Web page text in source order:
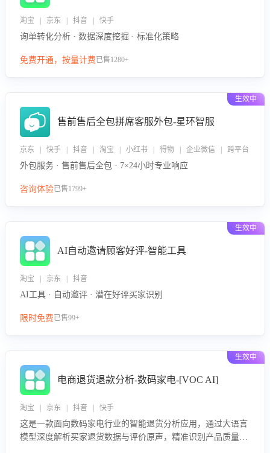
淘宝 | 京东 | 抖音 | 快手
询单转化分析 · 数据深度挖掘 · 标准化策略
免费开通，按量计费已售1280+
生效中
售前售后全包拼席客服外包-星环智服
京东 | 快手 | 抖音 | 淘宝 | 小红书 | 得物 | 企业微信 | 跨平台
外包服务 · 售前售后全包 · 7×24小时专业响应
咨询体验已售1799+
生效中
AI自动邀请顾客好评-智能工具
淘宝 | 京东 | 抖音
AI工具 · 自动邀评 · 潜在好评买家识别
限时免费已售99+
生效中
电商退货退款分析-数码家电-[VOC AI]
淘宝 | 京东 | 抖音 | 快手
这是一款面向数码家电行业的智能退货分析应用，通过大语言
模型深度解析买家退货数据与评价原声，精准识别产品质量、